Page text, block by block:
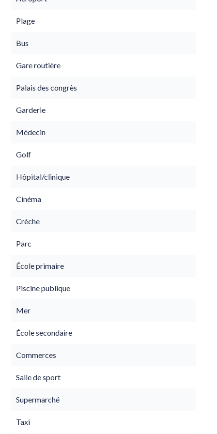
Plage
Bus
Gare routière
Palais des congrès
Garderie
Médecin
Golf
Hôpital/clinique
Cinéma
Crèche
Parc
École primaire
Piscine publique
Mer
École secondaire
Commerces
Salle de sport
Supermarché
Taxi